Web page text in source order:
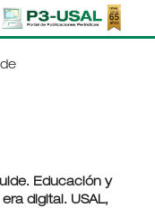
Educación y
digital. USAL,